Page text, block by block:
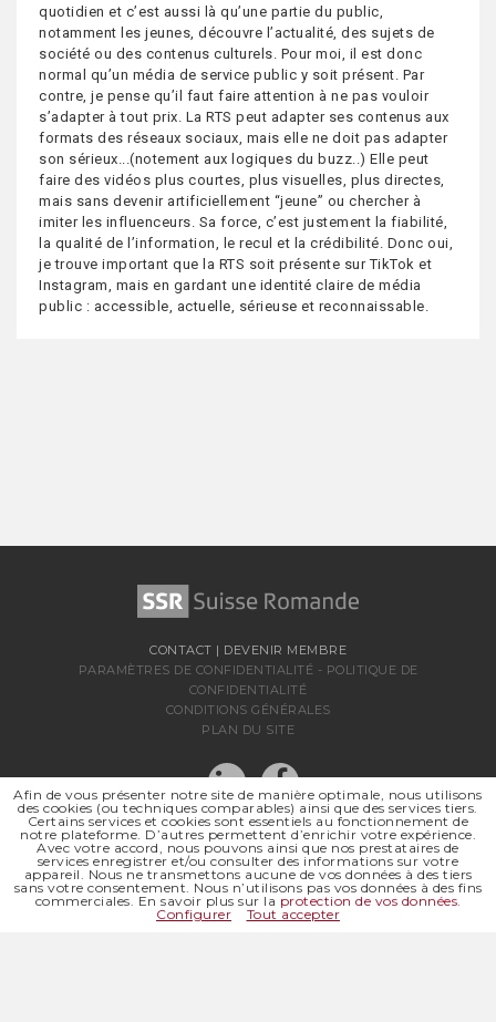
quotidien et c’est aussi là qu’une partie du public,
notamment les jeunes, découvre l’actualité, des sujets de
société ou des contenus culturels. Pour moi, il est donc
normal qu’un média de service public y soit présent. Par
contre, je pense qu’il faut faire attention à ne pas vouloir
s’adapter à tout prix. La RTS peut adapter ses contenus aux
formats des réseaux sociaux, mais elle ne doit pas adapter
son sérieux...(notement aux logiques du buzz..) Elle peut
faire des vidéos plus courtes, plus visuelles, plus directes,
mais sans devenir artificiellement “jeune” ou chercher à
imiter les influenceurs. Sa force, c’est justement la fiabilité,
la qualité de l’information, le recul et la crédibilité. Donc oui,
je trouve important que la RTS soit présente sur TikTok et
Instagram, mais en gardant une identité claire de média
public : accessible, actuelle, sérieuse et reconnaissable.
CONTACT | DEVENIR MEMBRE
PARAMÈTRES DE CONFIDENTIALITÉ - POLITIQUE DE
CONFIDENTIALITÉ
CONDITIONS GÉNÉRALES
PLAN DU SITE
SSR SUISSE ROMANDE
SOCIÉTÉ RÉGIONALE DE
Afin de vous présenter notre site de manière optimale, nous utilisons
des cookies (ou techniques comparables) ainsi que des services tiers.
Certains services et cookies sont essentiels au fonctionnement de
notre plateforme. D’autres permettent d’enrichir votre expérience.
Avec votre accord, nous pouvons ainsi que nos prestataires de
services enregistrer et/ou consulter des informations sur votre
appareil. Nous ne transmettons aucune de vos données à des tiers
sans votre consentement. Nous n’utilisons pas vos données à des fins
commerciales. En savoir plus sur la protection de vos données.
Configurer
Tout accepter